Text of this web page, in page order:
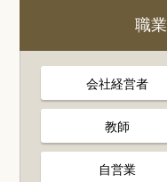
職
会社経営者
教師
自営業